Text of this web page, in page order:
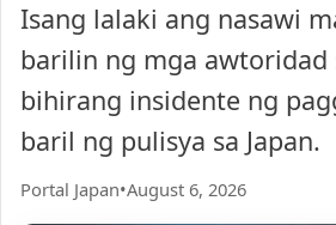
Isang lalaki ang nasawi
barilin ng mga awtoridad
bihirang insidente ng
baril ng pulisya sa Japan.
Portal Japan•August 6, 2026